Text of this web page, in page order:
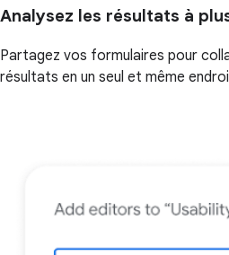
Analysez les résultats à
Partagez vos formulaires pour
résultats en un seul et même